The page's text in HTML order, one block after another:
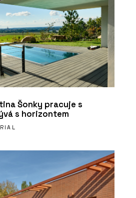
Šonky pracuje s
s horizontem